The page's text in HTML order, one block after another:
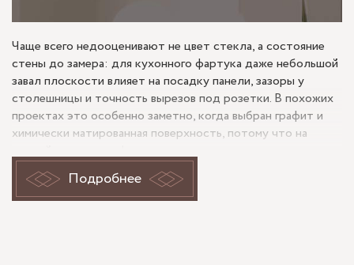
Чаще всего недооценивают не цвет стекла, а состояние
стены до замера: для кухонного фартука даже небольшой
завал плоскости влияет на посадку панели, зазоры у
столешницы и точность вырезов под розетки. В похожих
проектах это особенно заметно, когда выбран графит и
химически матированная поверхность, потому что на
Задача такого фартука на кухне
Подробнее